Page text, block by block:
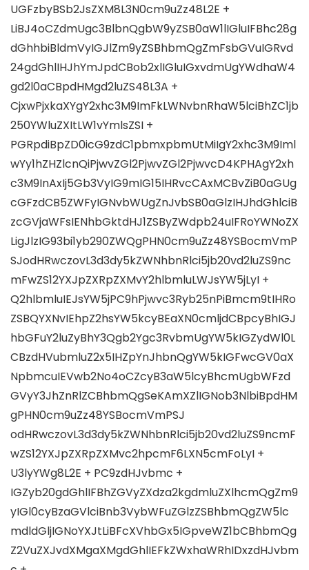
UGFzbyBSb2JsZXM8L3N0cm9uZz48L2E +
LiBJ4oCZdmUgc3BlbnQgbW9yZSB0aW1lIGluIFBhc28g
dGhhbiBldmVyIGJlZm9yZSBhbmQgZmFsbGVuIGRvd
24gdGhlIHJhYmJpdCBob2xlIGluIGxvdmUgYWdhaW4
gd2l0aCBpdHMgd2luZS48L3A ​​+
CjxwPjxkaXYgY2xhc3M9ImFkLWNvbnRhaW5lciBhZC1jb
250YWluZXItLW1vYmlsZSI +
PGRpdiBpZD0icG9zdC1pbmxpbmUtMiIgY2xhc3M9Iml
wYy1hZHZlcnQiPjwvZGl2PjwvZGl2PjwvcD4KPHAgY2xh
c3M9InAxIj5Gb3VyIG9mIG15IHRvcCAxMCBvZiB0aGUg
cGFzdCB5ZWFyIGNvbWUgZnJvbSB0aGlzIHJhdGhlciB
zcGVjaWFsIENhbGktdHJ1ZSByZWdpb24uIFRoYWNoZX
LigJlzIG93bi1yb290ZWQgPHN0cm9uZz48YSBocmVmP
SJodHRwczovL3d3dy5kZWNhbnRlci5jb20vd2luZS9nc
mFwZS12YXJpZXRpZXMvY2hlbmluLWJsYW5jLyI +
Q2hlbmluIEJsYW5jPC9hPjwvc3Ryb25nPiBmcm9tIHRo
ZSBQYXNvIEhpZ2hsYW5kcyBEaXN0cmljdCBpcyBhIGJ
hbGFuY2luZyBhY3Qgb2Ygc3RvbmUgYW5kIGZydWl0L
CBzdHVubmluZ2x5IHZpYnJhbnQgYW5kIGFwcGV0aX
NpbmcuIEVwb2No4oCZcyB3aW5lcyBhcmUgbWFzd
GVyY3JhZnRlZCBhbmQgSeKAmXZlIGNob3NlbiBpdHM
gPHN0cm9uZz48YSBocmVmPSJ
odHRwczovL3d3dy5kZWNhbnRlci5jb20vd2luZS9ncmF
wZS12YXJpZXRpZXMvc2hpcmF6LXN5cmFoLyI +
U3lyYWg8L2E + PC9zdHJvbmc +
IGZyb20gdGhlIFBhZGVyZXdza2kgdmluZXlhcmQgZm9
yIGl0cyBzaGVlciBnb3VybWFuZGlzZSBhbmQgZW5lc
mdldGljIGNoYXJtLiBFcXVhbGx5IGpveWZ1bCBhbmQg
Z2VuZXJvdXMgaXMgdGhlIEFkZWxhaWRhIDxzdHJvbm